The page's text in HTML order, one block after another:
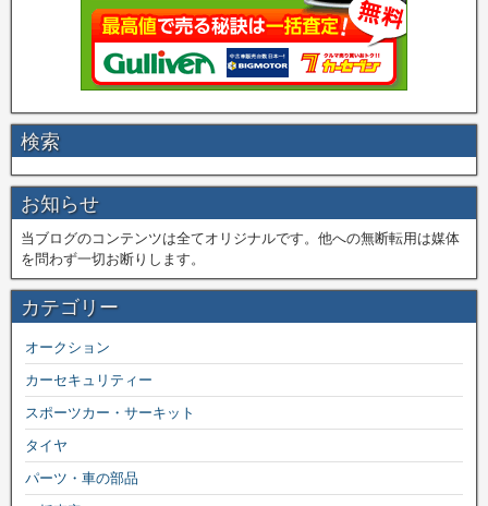
検索
お知らせ
当ブログのコンテンツは全てオリジナルです。他への無断転用は媒体
を問わず一切お断りします。
カテゴリー
オークション
カーセキュリティー
スポーツカー・サーキット
タイヤ
パーツ・車の部品